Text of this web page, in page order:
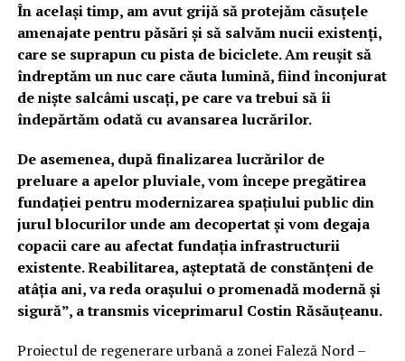
În același timp, am avut grijă să protejăm căsuțele
amenajate pentru păsări și să salvăm nucii existenți,
care se suprapun cu pista de biciclete. Am reușit să
îndreptăm un nuc care căuta lumină, fiind înconjurat
de niște salcâmi uscați, pe care va trebui să îi
îndepărtăm odată cu avansarea lucrărilor.
De asemenea, după finalizarea lucrărilor de
preluare a apelor pluviale, vom începe pregătirea
fundației pentru modernizarea spațiului public din
jurul blocurilor unde am decopertat și vom degaja
copacii care au afectat fundația infrastructurii
existente. Reabilitarea, așteptată de constănțeni de
atâția ani, va reda orașului o promenadă modernă și
sigură”, a transmis viceprimarul Costin Răsăuțeanu.
Proiectul de regenerare urbană a zonei Faleză Nord –